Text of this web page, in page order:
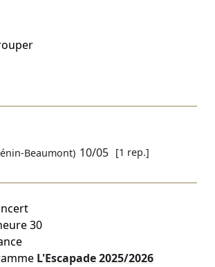
Beaumont) 10/05 [1 rep.]
30
L'Escapade2025/2026